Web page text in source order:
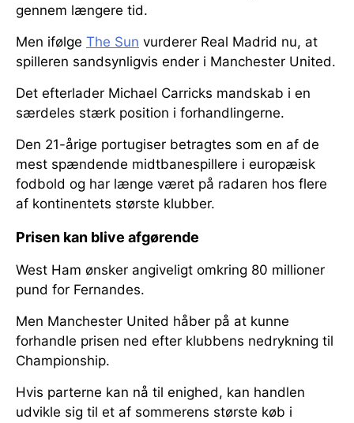
gennem længere tid.
Men ifølge The Sun vurderer Real Madrid nu, at
spilleren sandsynligvis ender i Manchester United.
Det efterlader Michael Carricks mandskab i en
særdeles stærk position i forhandlingerne.
Den 21-årige portugiser betragtes som en af de
mest spændende midtbanespillere i europæisk
fodbold og har længe været på radaren hos flere
af kontinentets største klubber.
Prisen kan blive afgørende
West Ham ønsker angiveligt omkring 80 millioner
pund for Fernandes.
Men Manchester United håber på at kunne
forhandle prisen ned efter klubbens nedrykning til
Championship.
Hvis parterne kan nå til enighed, kan handlen
udvikle sig til et af sommerens største køb i